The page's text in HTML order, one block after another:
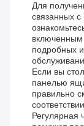
Для
связанных
включенным
подробных
Если вы
панелью
правильно
Регулярная